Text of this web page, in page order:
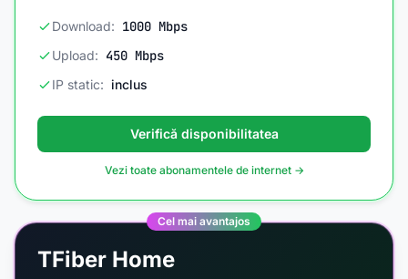
Download: 1000 Mbps
Upload: 450 Mbps
IP static: inclus
Verifică disponibilitatea
Vezi toate abonamentele de internet →
Cel mai avantajos
TFiber Home